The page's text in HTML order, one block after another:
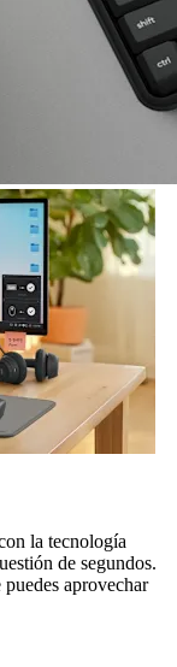
la tecnología
de segundos.
aprovechar